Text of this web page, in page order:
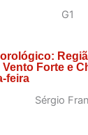
Vento Forte e
feira